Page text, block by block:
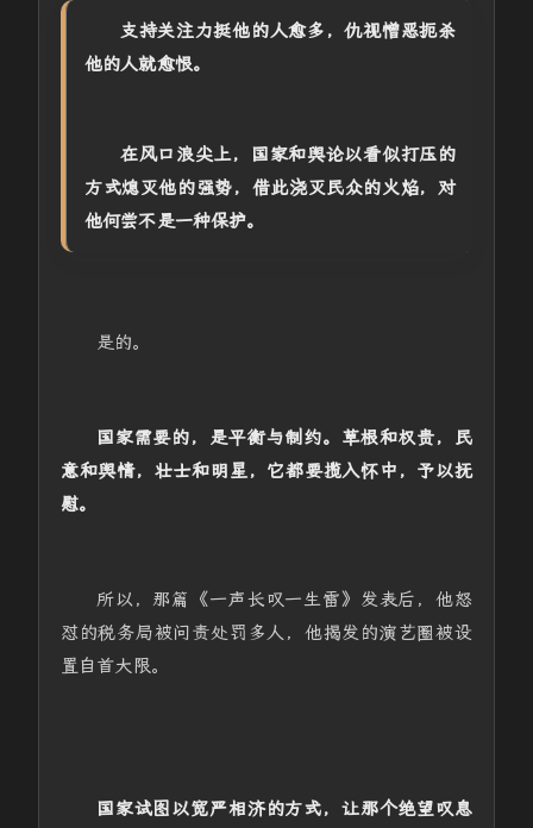
支持关注力挺他的人愈多，仇视憎恶扼杀
他的人就愈恨。
在风口浪尖上，国家和舆论以看似打压的
方式熄灭他的强势，借此浇灭民众的火焰，对
他何尝不是一种保护。
是的。
国家需要的，是平衡与制约。草根和权贵，民
意和舆情，壮士和明星，它都要揽入怀中，予以抚
慰。
所以，那篇《一声长叹一生雷》发表后，他怒
怼的税务局被问责处罚多人，他揭发的演艺圈被设
置自首大限。
国家试图以宽严相济的方式，让那个绝望叹息